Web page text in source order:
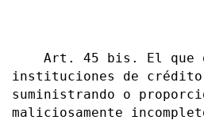
Art. 45 bis. El que
instituciones de
suministrando o
maliciosamente